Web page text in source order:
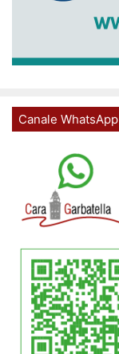
Canale WhatsApp